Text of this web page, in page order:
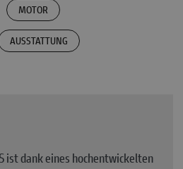
MOTOR
AUSSTATTUNG
ist dank eines hochentwickelten